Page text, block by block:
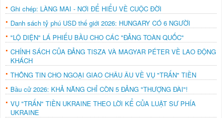
Ghi chép: LÀNG MAI - NƠI ĐỂ HIỂU VỀ CUỘC ĐỜI
Danh sách tỷ phú USD thế giới 2026: HUNGARY CÓ 6 NGƯỜI
"LỘ DIỆN" LÁ PHIẾU BẦU CHO CÁC "ĐẢNG TOÀN QUỐC"
CHÍNH SÁCH CỦA ĐẢNG TISZA VÀ MAGYAR PÉTER VỀ LAO ĐỘNG
KHÁCH
THÔNG TIN CHO NGOẠI GIAO CHÂU ÂU VỀ VỤ "TRẤN" TIỀN
Bầu cử 2026: KHẢ NĂNG CHỈ CÒN 5 ĐẢNG "THƯỢNG ĐÀI"!
VỤ "TRẤN" TIỀN UKRAINE THEO LỜI KỂ CỦA LUẬT SƯ PHÍA
UKRAINE